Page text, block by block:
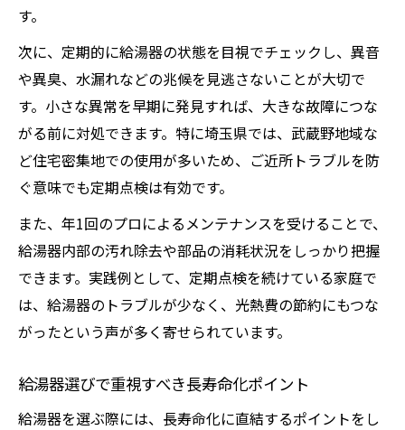
リフォーム補助金2026と給湯器長寿命化の
コツ
給湯器の補助金制度を選ぶ際の注意点
耐久性を高める給湯器リフォームの進め方
光熱費を抑える給湯器長寿命化の実践術
給湯器長寿命化で光熱費を削減するポイン
ト
埼玉県で実践できる省エネ給湯器運用法
給湯器の寿命延長とコスト削減の両立策
リフォーム時に考える光熱費節約のコツ
給湯器の長寿命化がもたらす家計への効果
す。
次に、定期的に給湯器の状態を目視でチェックし、異音
や異臭、水漏れなどの兆候を見逃さないことが大切で
す。小さな異常を早期に発見すれば、大きな故障につな
がる前に対処できます。特に埼玉県では、武蔵野地域な
ど住宅密集地での使用が多いため、ご近所トラブルを防
ぐ意味でも定期点検は有効です。
また、年1回のプロによるメンテナンスを受けることで、
給湯器内部の汚れ除去や部品の消耗状況をしっかり把握
できます。実践例として、定期点検を続けている家庭で
は、給湯器のトラブルが少なく、光熱費の節約にもつな
がったという声が多く寄せられています。
給湯器選びで重視すべき長寿命化ポイント
給湯器を選ぶ際には、長寿命化に直結するポイントをし